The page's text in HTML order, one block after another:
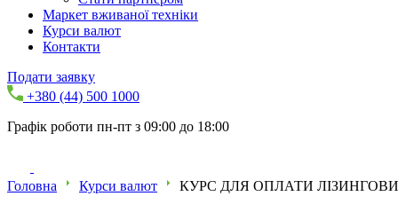
Маркет вживаної техніки
Курси валют
Контакти
Подати заявку
+380 (44) 500 1000
Графік роботи пн-пт з 09:00 до 18:00
Головна Курси валют КУРС ДЛЯ ОПЛАТИ